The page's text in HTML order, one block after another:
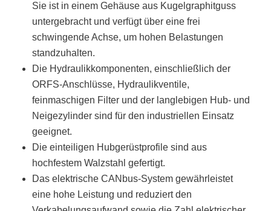
Sie ist in einem Gehäuse aus Kugelgraphitguss
untergebracht und verfügt über eine frei
schwingende Achse, um hohen Belastungen
standzuhalten.
Die Hydraulikkomponenten, einschließlich der
ORFS-Anschlüsse, Hydraulikventile,
feinmaschigen Filter und der langlebigen Hub- und
Neigezylinder sind für den industriellen Einsatz
geeignet.
Die einteiligen Hubgerüstprofile sind aus
hochfestem Walzstahl gefertigt.
Das elektrische CANbus-System gewährleistet
eine hohe Leistung und reduziert den